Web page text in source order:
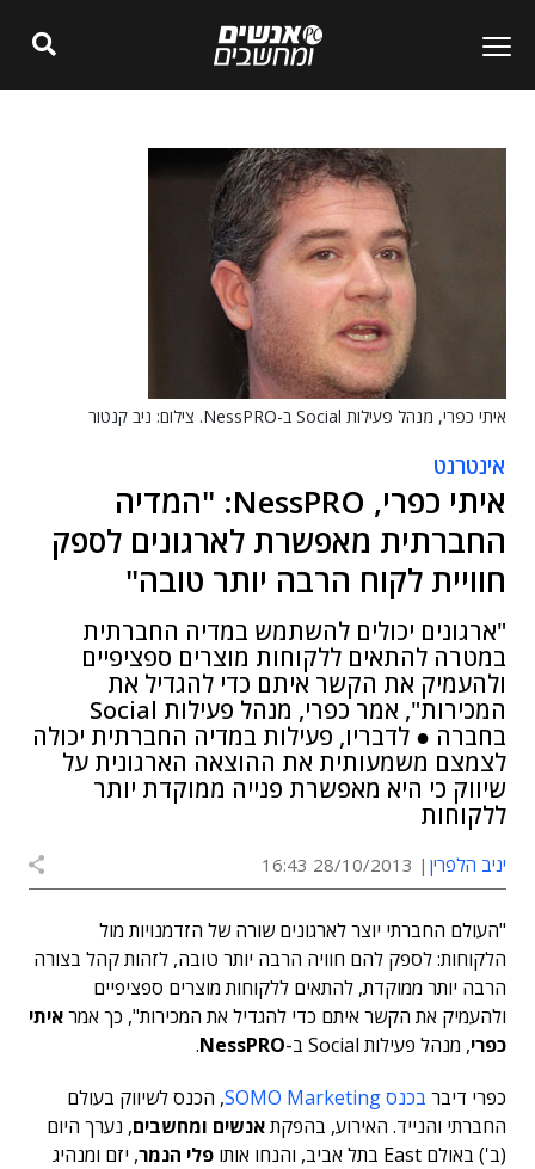
איתי כפרי, מנהל פעילות Social ב-NessPRO. צילום: ניב קנטור
אינטרנט
איתי כפרי, NessPRO: "המדיה
החברתית מאפשרת לארגונים לספק
חוויית לקוח הרבה יותר טובה"
"ארגונים יכולים להשתמש במדיה החברתית
במטרה להתאים ללקוחות מוצרים ספציפיים
ולהעמיק את הקשר איתם כדי להגדיל את
המכירות", אמר כפרי, מנהל פעילות Social
בחברה ● לדבריו, פעילות במדיה החברתית יכולה
לצמצם משמעותית את ההוצאה הארגונית על
שיווק כי היא מאפשרת פנייה ממוקדת יותר
ללקוחות
יניב הלפרין 28/10/2013 16:43
"העולם החברתי יוצר לארגונים שורה של הזדמנויות מול
הלקוחות: לספק להם חוויה הרבה יותר טובה, לזהות קהל בצורה
הרבה יותר ממוקדת, להתאים ללקוחות מוצרים ספציפיים
ולהעמיק את הקשר איתם כדי להגדיל את המכירות", כך אמראיתי
כפרי, מנהל פעילות Social ב- NessPRO
.
כפרי דיבר בכנס SOMO Marketing
, הכנס לשיווק בעולם
החברתי והנייד. האירוע, בהפקתאנשים ומחשבים, נערך היום
(ב') באולם East בתל אביב, והנחו אותו
פלי הנמר, יזם ומנהיג